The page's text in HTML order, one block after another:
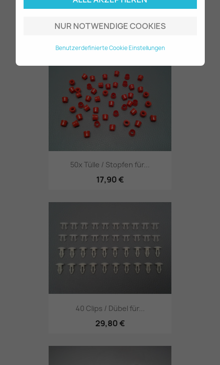
NUR NOTWENDIGE COOKIES
Benutzerdefinierte Cookie Einstellungen
Kombizange GOTT...
50x Tülle / Stopfen für...
17,90 €
40 Clips / Dübel für...
29,80 €